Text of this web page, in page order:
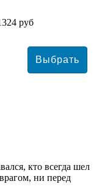
руб
кто всегда шел
ни перед